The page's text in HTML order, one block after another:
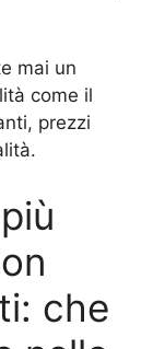
mai un
come il
prezzi
che